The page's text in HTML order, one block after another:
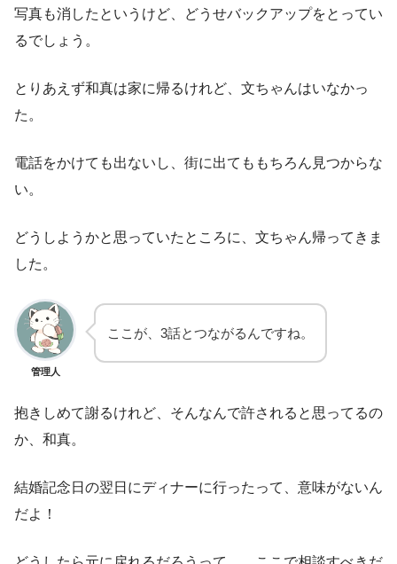
写真も消したというけど、どうせバックアップをとってい
るでしょう。
とりあえず和真は家に帰るけれど、文ちゃんはいなかっ
た。
電話をかけても出ないし、街に出てももちろん見つからな
い。
どうしようかと思っていたところに、文ちゃん帰ってきま
した。
管理人
ここが、3話とつながるんですね。
抱きしめて謝るけれど、そんなんで許されると思ってるの
か、和真。
結婚記念日の翌日にディナーに行ったって、意味がないん
だよ！